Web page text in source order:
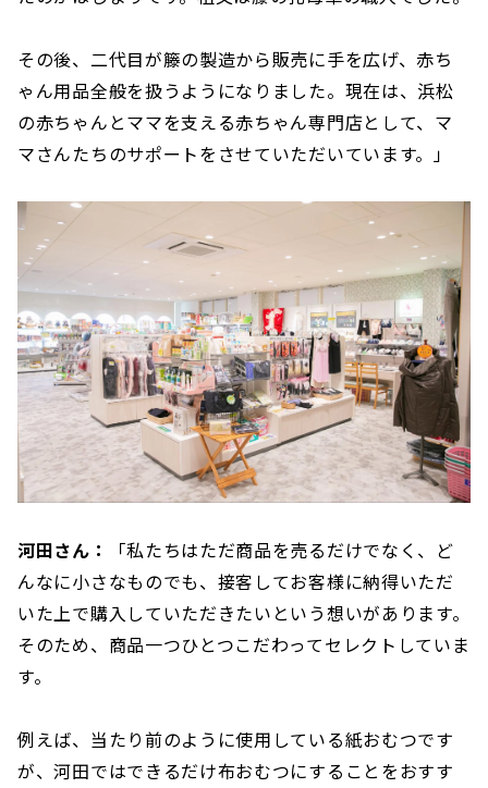
その後、二代目が籐の製造から販売に手を広げ、赤ち
ゃん用品全般を扱うようになりました。現在は、浜松
の赤ちゃんとママを支える赤ちゃん専門店として、マ
マさんたちのサポートをさせていただいています。」
河田さん：
「私たちはただ商品を売るだけでなく、ど
んなに小さなものでも、接客してお客様に納得いただ
いた上で購入していただきたいという想いがあります。
そのため、商品一つひとつこだわってセレクトしていま
す。
例えば、当たり前のように使用している紙おむつです
が、河田ではできるだけ布おむつにすることをおすす